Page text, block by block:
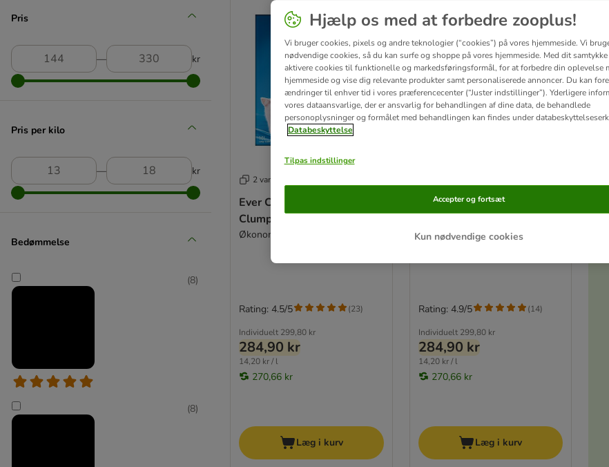
Pris
― kr
Pris per kilo
― kr
Bedømmelse
(8)
(8)
2 varianter
Ever Clean® Extra Strong
Clumping Duftfri
Økonomipakke: 2 x 10 l
Individuelt 299,80 kr
284,90 kr
14,20 kr / l
270,66 kr
Rating: 4.5/5 (23)
Læg i kurv
Ever Clean® Extra Strong
Økonomipakke: 2 x 10 l
Individuelt 299,80 kr
284,90 kr
14,20 kr / l
270,66 kr
Rating: 4.9/5 (14)
Læg i kurv
Hjælp os med at forbedre zooplus!
Vi bruger cookies, pixels og andre teknologier (“cookies”) på vores hjemmeside. Vi
nødvendige cookies, så du kan surfe og shoppe på vores hjemmeside. Med dit
aktivere cookies til funktionelle og markedsføringsformål, for at forbedre din oplevelse
hjemmeside og vise dig relevante produkter samt personaliserede annoncer. Du kan
ændringer til enhver tid i vores præferencecenter (“Juster indstillinger”). Yderligere
vores dataansvarlige, der er ansvarlig for behandlingen af ​​dine data, de behandlede
personoplysninger og formålet med behandlingen kan findes under
Databeskyttelse
Tilpas indstillinger
Kun nødvendige cookies
Accepter og fortsæt